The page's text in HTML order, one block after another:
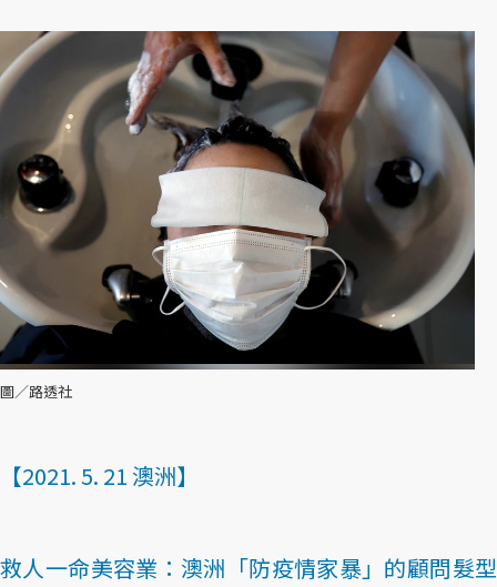
圖／路透社
【2021. 5. 21 澳洲】
救人一命美容業：澳洲「防疫情家暴」的顧問髮型